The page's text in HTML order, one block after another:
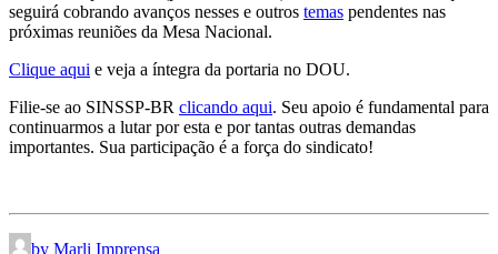
seguirá cobrando avanços nesses e outros temas pendentes nas
próximas reuniões da Mesa Nacional.
Clique aqui e veja a íntegra da portaria no DOU.
Filie-se ao SINSSP-BR clicando aqui. Seu apoio é fundamental para
continuarmos a lutar por esta e por tantas outras demandas
importantes. Sua participação é a força do sindicato!
by Marli Imprensa